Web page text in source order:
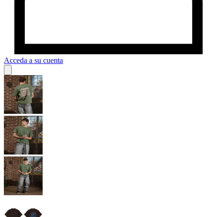
Acceda a su cuenta